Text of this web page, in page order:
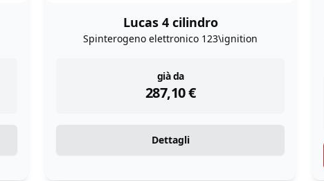
Lucas 4 cilindro
Spinterogeno elettronico 123\ignition
già da
287,10€
instock
Dettagli